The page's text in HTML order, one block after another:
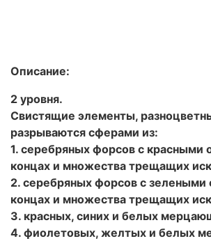
Описание:
2 уровня.
Свистящие элементы,
разрываются сферами из:
1. серебряных форсов с красными
концах и множества трещащих
2. серебряных форсов с зелеными
концах и множества трещащих
3. красных, синих и белых
4. фиолетовых, желтых и белых